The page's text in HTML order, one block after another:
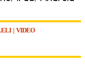
| VIDEO